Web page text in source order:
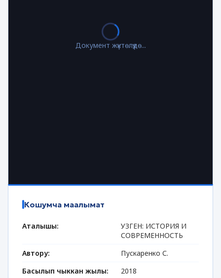
Документ жүктөлүүдө...
Кошумча маалымат
Аталышы:
УЗГЕН: ИСТОРИЯ И
СОВРЕМЕННОСТЬ
Автору:
Пускаренко С.
Басылып чыккан жылы:
2018